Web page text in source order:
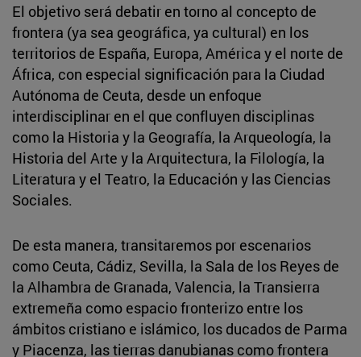
El objetivo será debatir en torno al concepto de
frontera (ya sea geográfica, ya cultural) en los
territorios de España, Europa, América y el norte de
África, con especial significación para la Ciudad
Autónoma de Ceuta, desde un enfoque
interdisciplinar en el que confluyen disciplinas
como la Historia y la Geografía, la Arqueología, la
Historia del Arte y la Arquitectura, la Filología, la
Literatura y el Teatro, la Educación y las Ciencias
Sociales.
De esta manera, transitaremos por escenarios
como Ceuta, Cádiz, Sevilla, la Sala de los Reyes de
la Alhambra de Granada, Valencia, la Transierra
extremeña como espacio fronterizo entre los
ámbitos cristiano e islámico, los ducados de Parma
y Piacenza, las tierras danubianas como frontera